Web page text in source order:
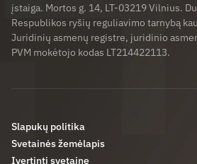
įstaiga. Mortos g. 14, LT-03219 Vilnius.
Respublikos ryšių reguliavimo tarnybą
Juridinių asmenų registre, juridinio
PVM mokėtojo kodas LT214422113.
Slapukų politika
Svetainės žemėlapis
Įvertinti svetainę